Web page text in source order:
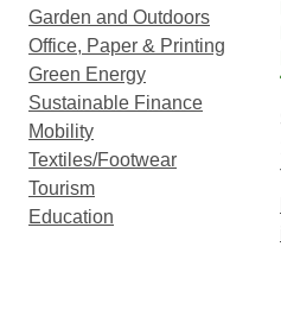
Garden and Outdoors
Office, Paper & Printing
Green Energy
Sustainable Finance
Mobility
Textiles/Footwear
Tourism
Education